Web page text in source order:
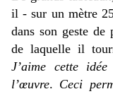
il - sur un mètre
dans son geste
de laquelle il
J’aime cette idée
l’œuvre. Ceci